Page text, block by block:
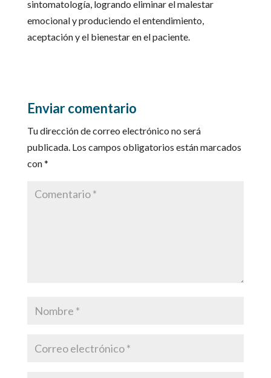
sintomatología, logrando eliminar el malestar
emocional y produciendo el entendimiento,
aceptación y el bienestar en el paciente.
Enviar comentario
Tu dirección de correo electrónico no será
publicada. Los campos obligatorios están marcados
con*